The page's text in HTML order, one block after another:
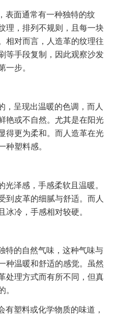
表面通常有一种独特的纹
理，排列不规则，且每一块
相对而言，人造革的纹理往
等手段复制，因此观察沙发
一步。
，呈现出温暖的色调，而人
艳或不自然。尤其是在阳光
得更为柔和。而人造革在光
种塑料感。
光泽感，手感柔软且温暖。
到皮革的细腻与舒适。而人
冰冷，手感相对较硬。
特的自然气味，这种气味与
种温暖和舒适的感觉。虽然
处理方式而有所不同，但真
。
有塑料或化学物质的味道，